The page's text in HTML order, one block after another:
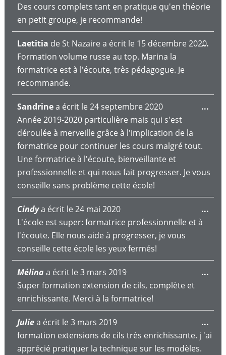
Des cours complets tant en pratique qu'en théorie
en petit groupe, je recommande!
Laetitia de St Nazaire a écrit le 15 décembre 2020
Formation volume russe au top. Marina la
formatrice est à l'écoute, très pédagogue. Je
recommande.
...
Sandrinea écrit le 24 septembre 2020
Année 2019-2020 particulière mais qui s'est
déroulée à merveille grâce à l'implication de la
formatrice pour continuer les cours malgré tout.
Une formatrice à l'écoute, bienveillante et
professionnelle et qui nous fait progresser. Je vous
conseille sans problème cette école!
...
Cindya écrit le 24 mai 2020
L'école est super: formatrice professionnelle et à
l'écoute. Elle nous aide à progresser, je vous
conseille cette école les yeux fermés!
...
Mélina a écrit le 3 mars 2019
Super formation extension de cils, complète et
enrichissante. Merci à la formatrice!
...
Juliea écrit le 3 mars 2019
formation extensions de cils très enrichissante. j 'ai
apprécié pratiquer la technique sur les modèles.
...